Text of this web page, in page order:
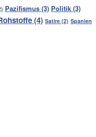
Pazifismus (3) Politik (3)
(4) Satire (2) Spanien